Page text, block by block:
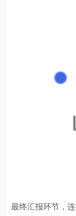
最终汇报环节，